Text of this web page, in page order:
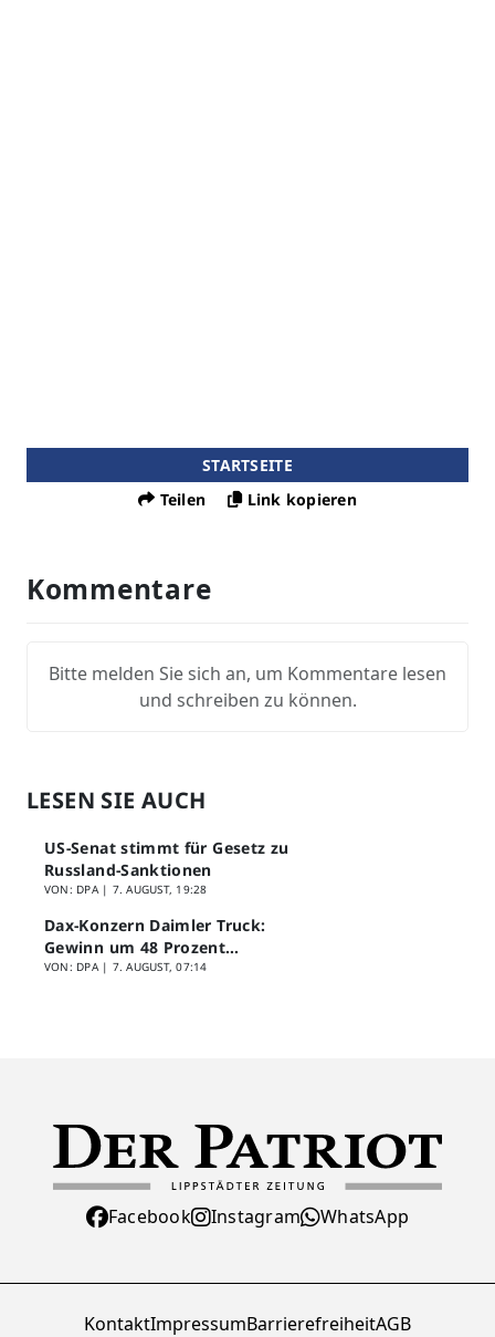
STARTSEITE
Teilen
Link kopieren
Kommentare
Bitte melden Sie sich an, um Kommentare lesen
und schreiben zu können.
LESEN SIE AUCH
US-Senat stimmt für Gesetz zu
Russland-Sanktionen
VON: DPA | 7. AUGUST, 19:28
Dax-Konzern Daimler Truck:
Gewinn um 48 Prozent
eingebrochen
VON: DPA | 7. AUGUST, 07:14
Facebook Instagram WhatsApp
KontaktImpressumBarrierefreiheitAGB